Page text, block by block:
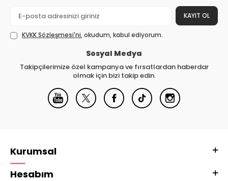
KAYIT OL
KVKK Sözleşmesi'ni, okudum, kabul ediyorum.
Sosyal Medya
Takipçilerimize özel kampanya ve fırsatlardan haberdar
olmak için bizi takip edin.
Kurumsal
Hesabım